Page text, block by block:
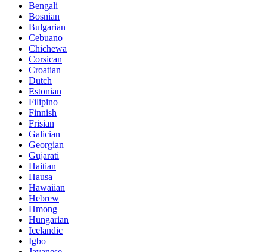
Bengali
Bosnian
Bulgarian
Cebuano
Chichewa
Corsican
Croatian
Dutch
Estonian
Filipino
Finnish
Frisian
Galician
Georgian
Gujarati
Haitian
Hausa
Hawaiian
Hebrew
Hmong
Hungarian
Icelandic
Igbo